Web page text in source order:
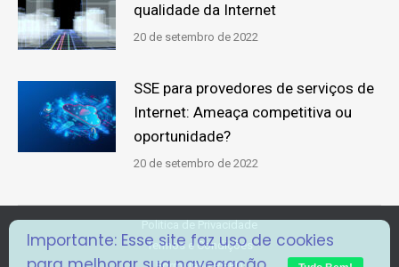
qualidade da Internet
20 de setembro de 2022
SSE para provedores de serviços de
Internet: Ameaça competitiva ou
oportunidade?
20 de setembro de 2022
Termos e Condições
Importante: Esse site faz uso de cookies